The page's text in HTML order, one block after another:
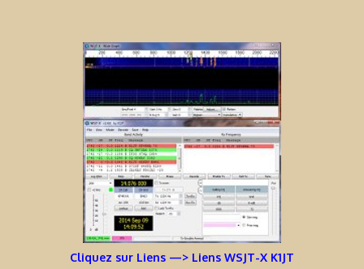
Cliquez sur Liens —> Liens WSJT-X K1JT